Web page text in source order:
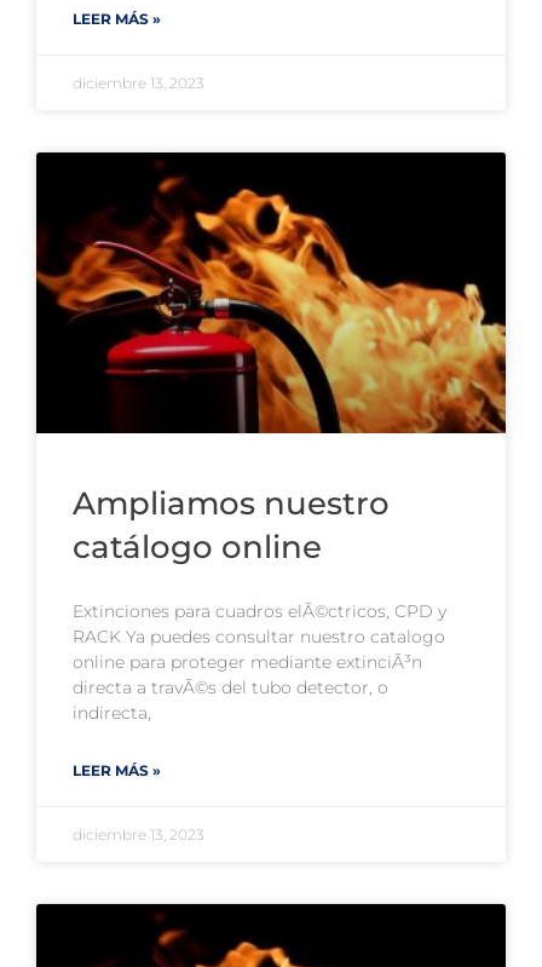
LEER MÁS »
diciembre 13, 2023
Ampliamos nuestro
catálogo online
Extinciones para cuadros elÃ©ctricos, CPD y
RACK Ya puedes consultar nuestro catalogo
online para proteger mediante extinciÃ³n
directa a travÃ©s del tubo detector, o
indirecta,
LEER MÁS »
diciembre 13, 2023